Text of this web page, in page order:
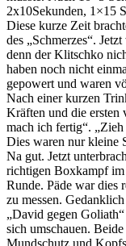
2x10Sekunden, 1×15
Diese kurze Zeit
des „Schmerzes“.
denn der Klitschko
haben noch nicht
gepowert und waren
Nach einer kurzen
Kräften und die ersten
mach ich fertig“.
Dies waren nur kleine
Na gut. Jetzt
richtigen Boxkampf
Runde. Päde war dies
zu messen.
„David gegen
sich umschauen.
Mundschutz und